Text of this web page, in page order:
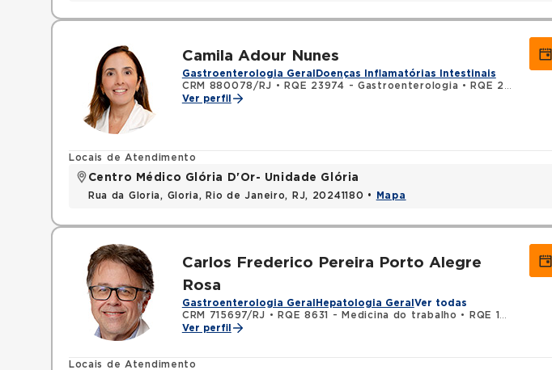
Camila Adour Nunes
Gastroenterologia Geral Doenças Inflamatórias Intestinais
CRM 880078/RJ • RQE 23974 - Gastroenterologia •
RQE 23975 - Clínica médica
Ver perfil
Locais de Atendimento
Centro Médico Glória D'Or- Unidade Glória
Rua da Gloria, Gloria, Rio de Janeiro, RJ, 20241180 • Mapa
Carlos Frederico Pereira Porto Alegre
Rosa
Gastroenterologia Geral Hepatologia Geral Ver todas
CRM 715697/RJ • RQE 8631 - Medicina do trabalho •
RQE 15771 - Gastroenterologia
Ver perfil
Locais de Atendimento